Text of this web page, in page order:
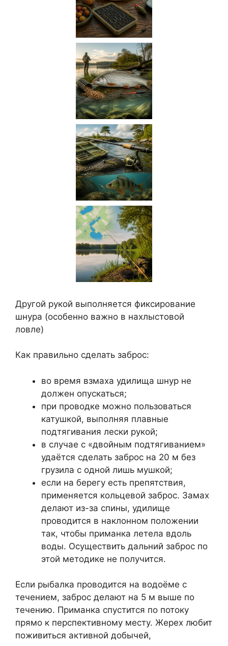
Другой рукой выполняется фиксирование
шнура (особенно важно в нахлыстовой
ловле)
Как правильно сделать заброс:
во время взмаха удилища шнур не
должен опускаться;
при проводке можно пользоваться
катушкой, выполняя плавные
подтягивания лески рукой;
в случае с «двойным подтягиванием»
удаётся сделать заброс на 20 м без
грузила с одной лишь мушкой;
если на берегу есть препятствия,
применяется кольцевой заброс. Замах
делают из-за спины, удилище
проводится в наклонном положении
так, чтобы приманка летела вдоль
воды. Осуществить дальний заброс по
этой методике не получится.
Если рыбалка проводится на водоёме с
течением, заброс делают на 5 м выше по
течению. Приманка спустится по потоку
прямо к перспективному месту. Жерех любит
поживиться активной добычей,